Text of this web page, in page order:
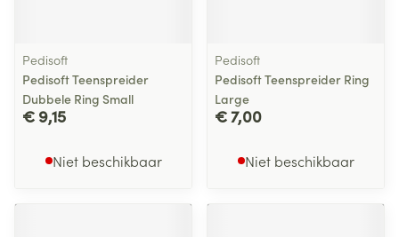
Pedisoft
Pedisoft Teenspreider
Dubbele Ring Small
€ 9,15
Niet beschikbaar
Pedisoft
Pedisoft Teenspreider Ring
Large
€ 7,00
Niet beschikbaar